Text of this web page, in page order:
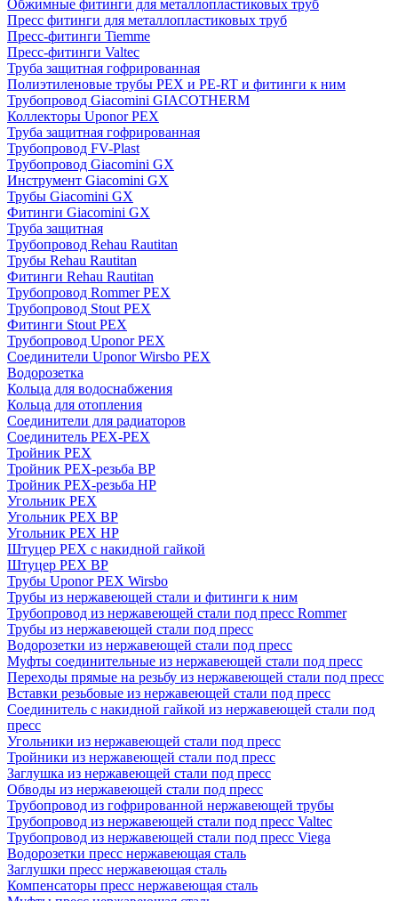
Обжимные фитинги для металлопластиковых труб
Пресс фитинги для металлопластиковых труб
Пресс-фитинги Tiemme
Пресс-фитинги Valtec
Труба защитная гофрированная
Полиэтиленовые трубы PEX и PE-RT и фитинги к ним
Трубопровод Giacomini GIACOTHERM
Коллекторы Uponor PEX
Труба защитная гофрированная
Трубопровод FV-Plast
Трубопровод Giacomini GX
Инструмент Giacomini GX
Трубы Giacomini GX
Фитинги Giacomini GX
Труба защитная
Трубопровод Rehau Rautitan
Трубы Rehau Rautitan
Фитинги Rehau Rautitan
Трубопровод Rommer PEX
Трубопровод Stout PEX
Фитинги Stout PEX
Трубопровод Uponor PEX
Соединители Uponor Wirsbo PEX
Водорозетка
Кольца для водоснабжения
Кольца для отопления
Соединители для радиаторов
Соединитель PEX-PEX
Тройник PEX
Тройник PEX-резьба ВР
Тройник PEX-резьба НР
Угольник PEX
Угольник PEX ВР
Угольник PEX НР
Штуцер PEX c накидной гайкой
Штуцер PEX ВР
Трубы Uponor PEX Wirsbo
Трубы из нержавеющей стали и фитинги к ним
Трубопровод из нержавеющей стали под пресс Rommer
Трубы из нержавеющей стали под пресс
Водорозетки из нержавеющей стали под пресс
Муфты соединительные из нержавеющей стали под пресс
Переходы прямые на резьбу из нержавеющей стали под пресс
Вставки резьбовые из нержавеющей стали под пресс
Соединитель с накидной гайкой из нержавеющей стали под
пресс
Угольники из нержавеющей стали под пресс
Тройники из нержавеющей стали под пресс
Заглушка из нержавеющей стали под пресс
Обводы из нержавеющей стали под пресс
Трубопровод из гофрированной нержавеющей трубы
Трубопровод из нержавеющей стали под пресс Valtec
Трубопровод из нержавеющей стали под пресс Viega
Водорозетки пресс нержавеющая сталь
Заглушки пресс нержавеющая сталь
Компенсаторы пресс нержавеющая сталь